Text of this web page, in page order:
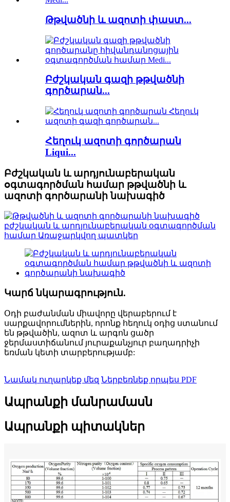
Թթվածնի և ազոտի փաստ...
Բժշկական գազի թթվածնի
գործարան...
Հեղուկ ազոտի գործարան
Liqui...
Բժշկական և արդյունաբերական
օգտագործման համար թթվածնի և
ազոտի գործարանի նախագիծ
Կարճ նկարագրություն.
Օդի բաժանման միավորը վերաբերում է
սարքավորումներին, որոնք հեղուկ օդից ստանում
են թթվածին, ազոտ և արգոն ցածր
ջերմաստիճանում յուրաքանչյուր բաղադրիչի
եռման կետի տարբերությամբ:
Նամակ ուղարկեք մեզ Ներբեռնեք որպես PDF
Ապրանքի մանրամասն
Ապրանքի պիտակներ